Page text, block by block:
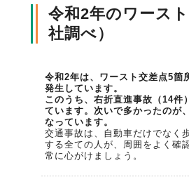
協会各地の活動
通報等窓口
令和2年のワース
社調べ）
令和2年は、ワースト交差点5箇
発生しています。
このうち、右折直進事故（14件
ています。次いで多かったのが
なっています。
交通事故は、自動車だけでなく
する全ての人が、周囲をよく確
常に心がけましょう。